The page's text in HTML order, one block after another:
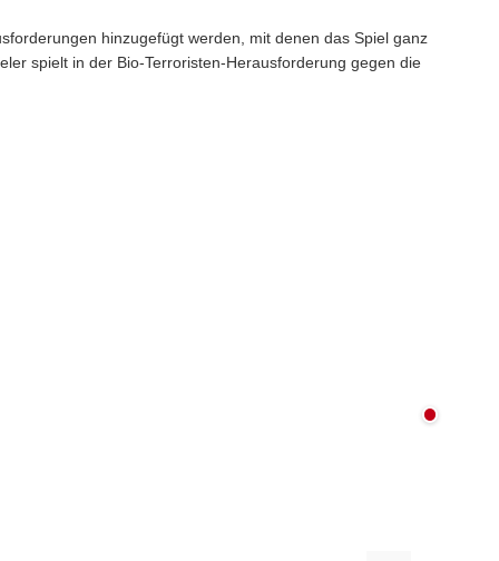
hinzugefügt werden, mit denen das Spiel ganz
spielt in der Bio-Terroristen-Herausforderung gegen die
Nicht